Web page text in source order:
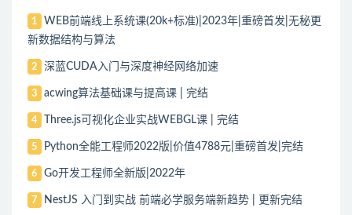
1
WEB前端线上系统课(20k+标准)|2023年|重磅首发|无秘更
新数据结构与算法
2 深蓝CUDA入门与深度神经网络加速
3 acwing算法基础课与提高课 | 完结
4 Three.js可视化企业实战WEBGL课 | 完结
5 Python全能工程师2022版|价值4788元|重磅首发|完结
6 Go开发工程师全新版|2022年
7 NestJS 入门到实战 前端必学服务端新趋势 | 更新完结